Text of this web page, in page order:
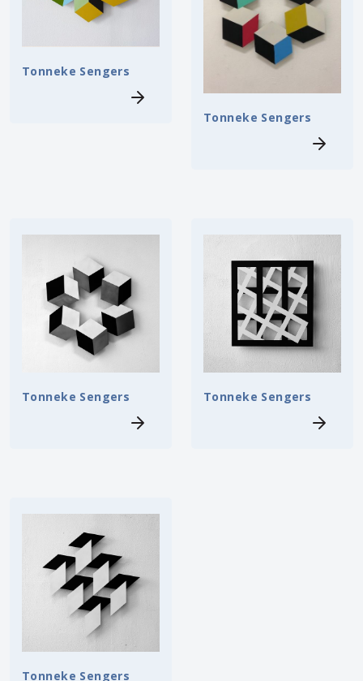
Tonneke Sengers
Tonneke Sengers
Tonneke Sengers Tonneke Sengers
Tonneke Sengers